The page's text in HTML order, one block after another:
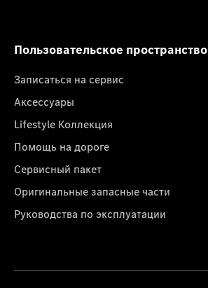
Пользовательское пространство
Записаться на сервис
Аксессуары
Lifestyle Коллекция
Помощь на дороге
Сервисный пакет
Оригинальные запасные части
Руководства по эксплуатации